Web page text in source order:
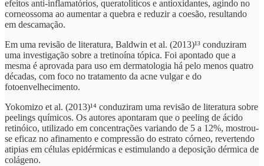
efeitos anti-inflamatórios, queratolíticos e antioxidantes, agindo no
corneossoma ao aumentar a quebra e reduzir a coesão, resultando
em descamação.
Em uma revisão de literatura, Baldwin et al. (2013)¹³ conduziram
uma investigação sobre a tretinoína tópica. Foi apontado que a
mesma é aprovada para uso em dermatologia há pelo menos quatro
décadas, com foco no tratamento da acne vulgar e do
fotoenvelhecimento.
Yokomizo et al. (2013)¹⁴ conduziram uma revisão de literatura sobre
peelings químicos. Os autores apontaram que o peeling de ácido
retinóico, utilizado em concentrações variando de 5 a 12%, mostrou-
se eficaz no afinamento e compressão do estrato córneo, revertendo
atipias em células epidérmicas e estimulando a deposição dérmica de
colágeno.